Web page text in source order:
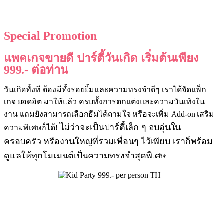
Special Promotion
แพคเกจขายดี ปาร์ตี้วันเกิด เริ่มต้นเพียง
999.- ต่อท่าน
วันเกิดทั้งที ต้องมีทั้งรอยยิ้มและความทรงจำดีๆ เราได้จัดแพ็ก
เกจ ยอดฮิต มาให้แล้ว ครบทั้งการตกแต่งและความบันเทิงใน
งาน แถมยังสามารถเลือกธีมได้ตามใจ หรือจะเพิ่ม Add-on เสริม
ความพิเศษก็ได้! ไม่ว่าจะเป็นปาร์ตี้เล็ก ๆ อบอุ่นใน
ครอบครัว หรืองานใหญ่ที่รวมเพื่อนๆ ไว้เพียบ เราก็พร้อม
ดูแลให้ทุกโมเมนต์เป็นความทรงจำสุดพิเศษ